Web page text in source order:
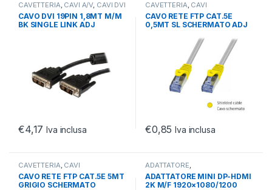
CAVETTERIA, CAVI A/V, CAVI DVI
CAVO DVI 19PIN 1,8MT M/M
BK SINGLE LINK ADJ
€4,17 Iva inclusa
CAVETTERIA, CAVI
NETWORKING,CAVI RETE FTP
CAT.5
CAVO RETE FTP CAT.5E
0,5MT SL SCHERMATO ADJ
€0,85 Iva inclusa
CAVETTERIA, CAVI
NETWORKING,CAVI RETE
PATCH CAT.5
CAVO RETE FTP CAT.5E 5MT
GRIGIO SCHERMATO
ADATTATORE,
ADATTATORI/COVERTITORI,
CAVETTERIA
ADATTATORE MINI DP-HDMI
2K M/F 1920×1080/1200